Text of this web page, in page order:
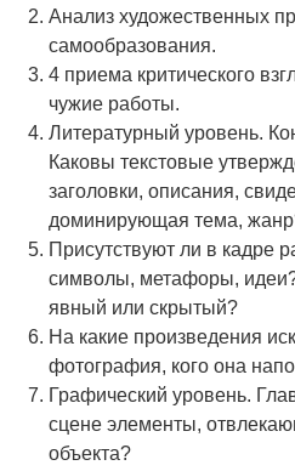
Анализ художественных
самообразования.
4 приема критического
чужие работы.
Литературный уровень.
Каковы текстовые
заголовки, описания,
доминирующая тема,
Присутствуют ли в кадре
символы, метафоры,
явный или скрытый?
На какие произведения
фотография, кого она
Графический уровень.
сцене элементы,
объекта?